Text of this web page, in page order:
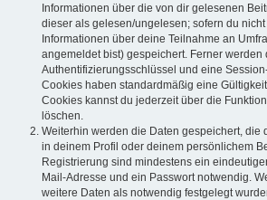
Informationen über die von dir gelesenen
dieser als gelesen/ungelesen; sofern du
Informationen über deine Teilnahme an
angemeldet bist) gespeichert. Ferner werden
Authentifizierungsschlüssel und eine
Cookies haben standardmäßig eine
Cookies kannst du jederzeit über die
löschen.
Weiterhin werden die Daten gespeichert, die
in deinem Profil oder deinem persönlichem
Registrierung sind mindestens ein
Mail-Adresse und ein Passwort notwendig.
weitere Daten als notwendig festgelegt